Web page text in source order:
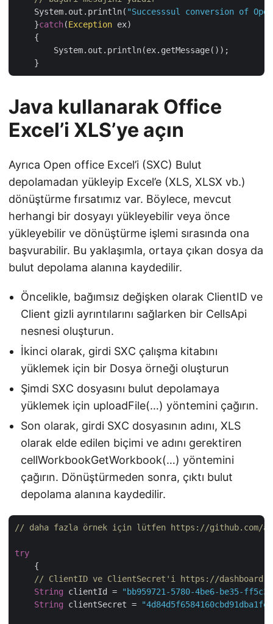
    System.out.println(
"Successsul conversion of
    }
catch(Exception ex)
    {
        System.out.println(ex.getMessage());
Java kullanarak Office
Excel’i XLS’ye açın
Ayrıca Open office Excel’i (SXC) Bulut
depolamadan yükleyip Excel’e (XLS, XLSX vb.)
dönüştürme fırsatımız var. Böylece, mevcut
herhangi bir dosyayı yükleyebilir veya önce
yükleyebilir ve dönüştürme işlemi sırasında ona
başvurabilir. Bu yaklaşımla, ortaya çıkan dosya da
bulut depolama alanına kaydedilir.
Öncelikle, bağımsız değişken olarak ClientID ve
Client gizli ayrıntılarını sağlarken bir CellsApi
nesnesi oluşturun.
İkinci olarak, girdi SXC çalışma kitabını
yüklemek için bir Dosya örneği oluşturun
Şimdi SXC dosyasını bulut depolamaya
yüklemek için uploadFile(…) yöntemini çağırın.
Son olarak, girdi SXC dosyasının adını, XLS
olarak elde edilen biçimi ve adını gerektiren
cellWorkbookGetWorkbook(…) yöntemini
çağırın. Dönüştürmeden sonra, çıktı bulut
depolama alanına kaydedilir.
// daha fazla örnek için lütfen https://github.com/
try
    {
// ClientID ve ClientSecret'i https://
String clientId =
"bb959721-5780-4be6-be35-
String clientSecret =